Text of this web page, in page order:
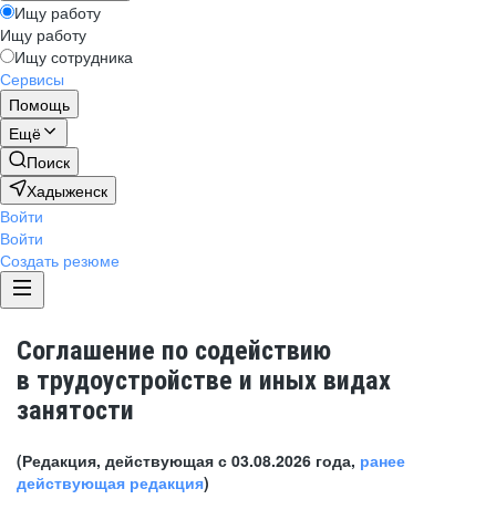
Ищу работу
Ищу работу
Ищу сотрудника
Сервисы
Помощь
Ещё
Поиск
Хадыженск
Войти
Войти
Создать резюме
Соглашение по содействию
в трудоустройстве и иных видах
занятости
(Редакция, действующая с 03.08.2026 года, ранее
действующая редакция)